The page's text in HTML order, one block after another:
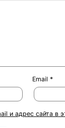
Email*
и адрес сайта в